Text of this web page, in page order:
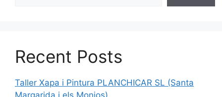
Recent Posts
Taller Xapa i Pintura PLANCHICAR SL (Santa
Margarida i els Monjos)